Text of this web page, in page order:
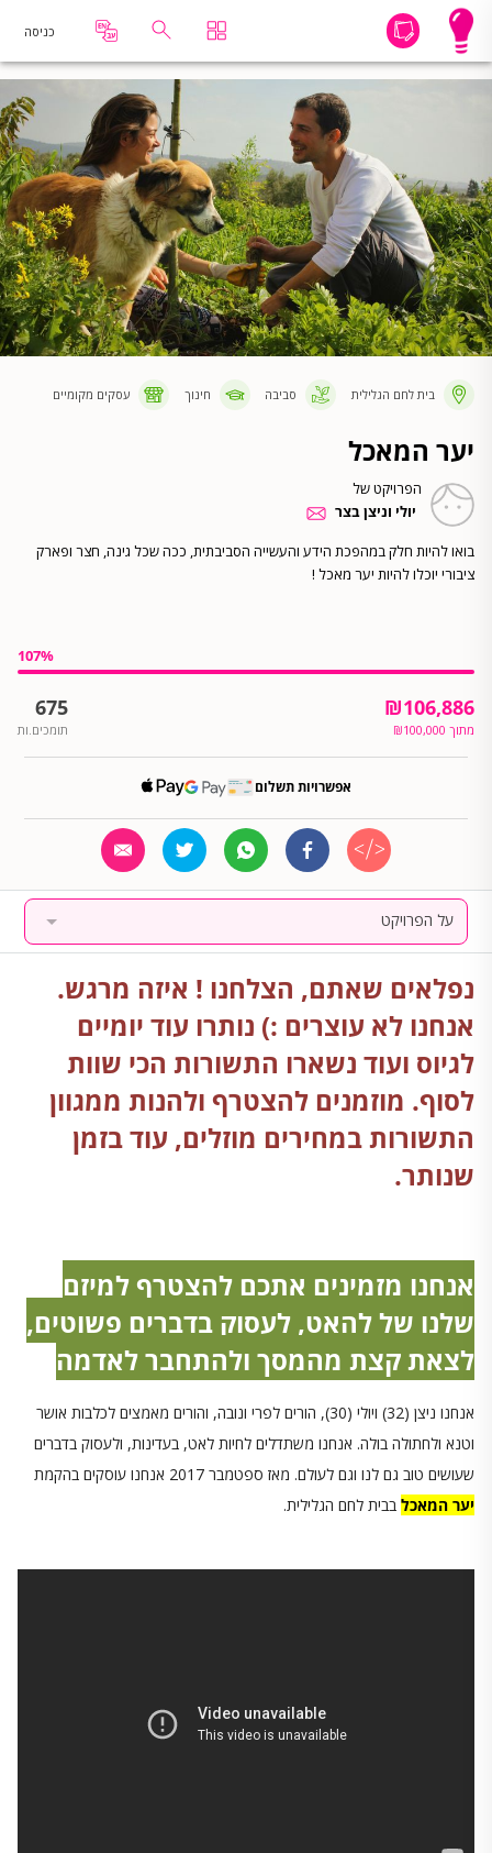
כניסה
בית לחם הגלילית סביבה חינוך עסקים מקומיים
יער המאכל
הפרויקט של
יולי וניצן בצר
בואו להיות חלק במהפכת הידע והעשייה הסביבתית, ככה שכל גינה, חצר ופארק
ציבורי יוכלו להיות יער מאכל !
107%
₪106,886
מתוך ₪100,000
675
תומכים.ות
אפשרויות תשלום
על הפרויקט
נפלאים שאתם, הצלחנו ! איזה מרגש.
אנחנו לא עוצרים :) נותרו עוד יומיים
לגיוס ועוד נשארו התשורות הכי שוות
לסוף. מוזמנים להצטרף ולהנות ממגוון
התשורות במחירים מוזלים, עוד בזמן
שנותר.
אנחנו מזמינים אתכם להצטרף למיזם
שלנו של להאט, לעסוק בדברים פשוטים,
לצאת קצת מהמסך ולהתחבר לאדמה
אנחנו ניצן (32) ויולי (30), הורים לפרי ונובה, והורים מאמצים לכלבות אושר
וטנא ולחתולה בולה. אנחנו משתדלים לחיות לאט, בעדינות, ולעסוק בדברים
שעושים טוב גם לנו וגם לעולם. מאז ספטמבר 2017 אנחנו עוסקים בהקמת
יער המאכל בבית לחם הגלילית.